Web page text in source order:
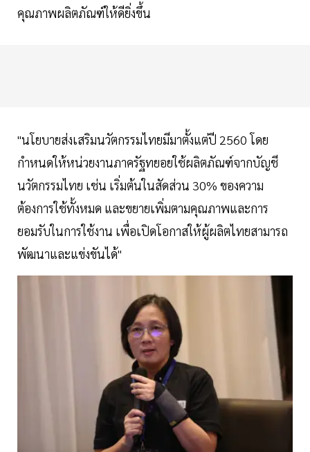
คุณภาพผลิตภัณฑ์ให้ดียิ่งขึ้น
"นโยบายส่งเสริมนวัตกรรมไทยมีมาตั้งแต่ปี 2560 โดย
กำหนดให้หน่วยงานภาครัฐทยอยใช้ผลิตภัณฑ์จากบัญชี
นวัตกรรมไทย เช่น เริ่มต้นในสัดส่วน 30% ของความ
ต้องการใช้ทั้งหมด และขยายเพิ่มตามคุณภาพและการ
ยอมรับในการใช้งาน เพื่อเปิดโอกาสให้ผู้ผลิตไทยสามารถ
พัฒนาและแข่งขันได้"